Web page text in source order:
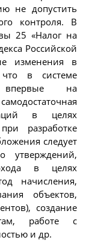
не допустить
контроля. В
25 «Налог на
Российской
изменения в
в системе
впервые на
в целях
разработке
следует
утверждений,
в целях
начисления,
объектов,
создание
работе с
и др.